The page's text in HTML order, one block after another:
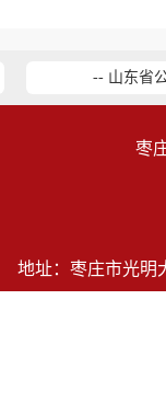
-- 山东省
枣
地址：枣庄市光明